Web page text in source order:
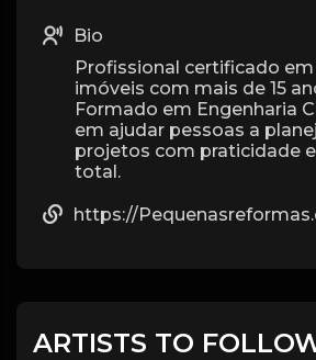
Bio
Profissional certificado
imóveis com mais de 15
Formado em Engenharia
em ajudar pessoas a
projetos com praticidade
total.
https://Pequenasreformas.com.br/
ARTISTS TO